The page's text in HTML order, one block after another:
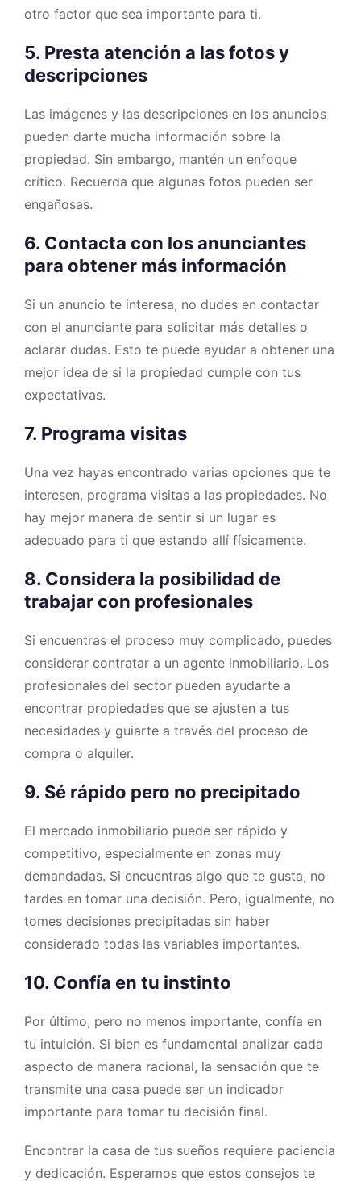
otro factor que sea importante para ti.
5. Presta atención a las fotos y
descripciones
Las imágenes y las descripciones en los anuncios
pueden darte mucha información sobre la
propiedad. Sin embargo, mantén un enfoque
crítico. Recuerda que algunas fotos pueden ser
engañosas.
6. Contacta con los anunciantes
para obtener más información
Si un anuncio te interesa, no dudes en contactar
con el anunciante para solicitar más detalles o
aclarar dudas. Esto te puede ayudar a obtener una
mejor idea de si la propiedad cumple con tus
expectativas.
7. Programa visitas
Una vez hayas encontrado varias opciones que te
interesen, programa visitas a las propiedades. No
hay mejor manera de sentir si un lugar es
adecuado para ti que estando allí físicamente.
8. Considera la posibilidad de
trabajar con profesionales
Si encuentras el proceso muy complicado, puedes
considerar contratar a un agente inmobiliario. Los
profesionales del sector pueden ayudarte a
encontrar propiedades que se ajusten a tus
necesidades y guiarte a través del proceso de
compra o alquiler.
9. Sé rápido pero no precipitado
El mercado inmobiliario puede ser rápido y
competitivo, especialmente en zonas muy
demandadas. Si encuentras algo que te gusta, no
tardes en tomar una decisión. Pero, igualmente, no
tomes decisiones precipitadas sin haber
considerado todas las variables importantes.
10. Confía en tu instinto
Por último, pero no menos importante, confía en
tu intuición. Si bien es fundamental analizar cada
aspecto de manera racional, la sensación que te
transmite una casa puede ser un indicador
importante para tomar tu decisión final.
Encontrar la casa de tus sueños requiere paciencia
y dedicación. Esperamos que estos consejos te